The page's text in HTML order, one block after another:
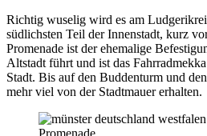
Richtig wuselig wird es am
südlichsten Teil der Innenstadt, kurz
Promenade ist der ehemalige
Altstadt führt und ist das
Stadt. Bis auf den Buddenturm und
mehr viel von der Stadtmauer erhalten.